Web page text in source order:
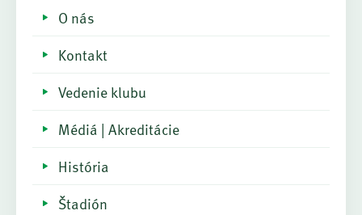
O nás
Kontakt
Vedenie klubu
Médiá | Akreditácie
História
Štadión